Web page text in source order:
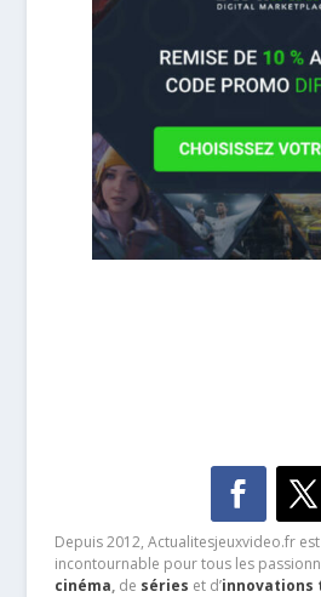
Depuis 2012, Actualitesjeuxvideo.fr
incontournable pour tous les
cinéma,de séries et d’innovations